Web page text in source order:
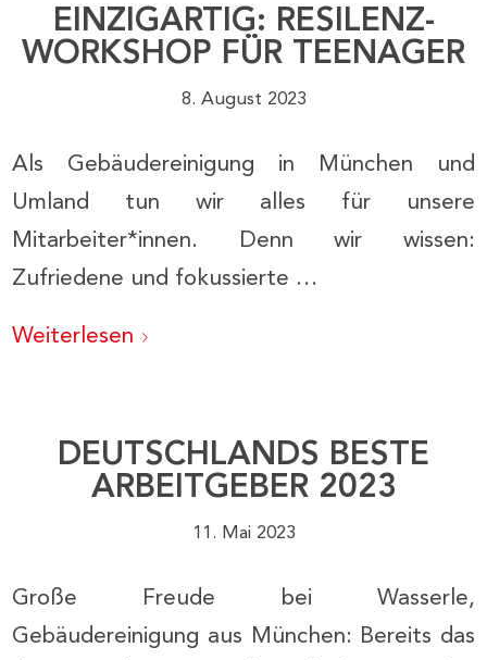
EINZIGARTIG: RESILENZ-
WORKSHOP FÜR TEENAGER
8. August 2023
Als Gebäudereinigung in München und
Umland tun wir alles für unsere
Mitarbeiter*innen. Denn wir wissen:
Zufriedene und fokussierte …
Weiterlesen
DEUTSCHLANDS BESTE
ARBEITGEBER 2023
11. Mai 2023
Große Freude bei Wasserle,
Gebäudereinigung aus München: Bereits das